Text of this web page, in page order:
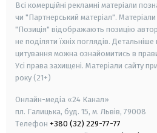
Всі комерційні рекламні матеріали
чи "Партнерський матеріал".
"Позиція" відображають позицію
не поділяти їхніх поглядів.
цитування можна ознайомитись в
Усі права захищені. Матеріали сайту
року (21+)
Онлайн-медіа «24 Канал»
пл. Галицька, буд. 15, м. Львів, 79008
Телефон +380 (32) 229-77-77